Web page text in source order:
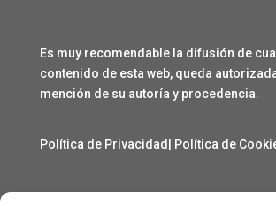
Es muy recomendable la difusión de
contenido de esta web, queda
mención de su autoría y procedencia.
Política de Privacidad Política de